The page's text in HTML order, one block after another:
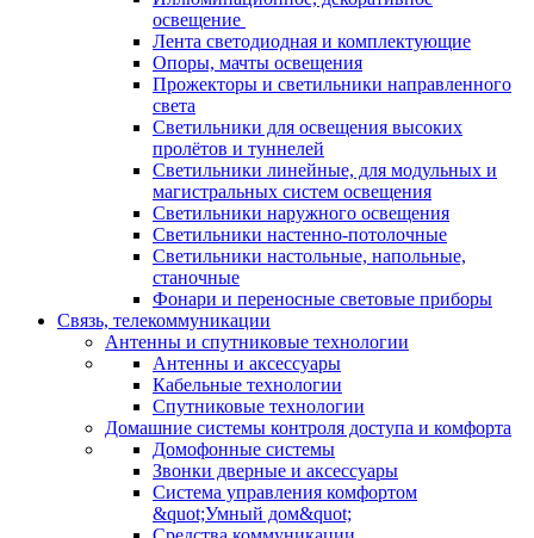
освещение
Лента светодиодная и комплектующие
Опоры, мачты освещения
Прожекторы и светильники направленного
света
Светильники для освещения высоких
пролётов и туннелей
Светильники линейные, для модульных и
магистральных систем освещения
Светильники наружного освещения
Светильники настенно-потолочные
Светильники настольные, напольные,
станочные
Фонари и переносные световые приборы
Связь, телекоммуникации
Антенны и спутниковые технологии
Антенны и аксессуары
Кабельные технологии
Спутниковые технологии
Домашние системы контроля доступа и комфорта
Домофонные системы
Звонки дверные и аксессуары
Система управления комфортом
&quot;Умный дом&quot;